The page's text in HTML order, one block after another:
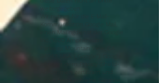
Wir nutzen für die E-Mail-
Kommunikation Google Mail,
Parkway, Mountain View, CA